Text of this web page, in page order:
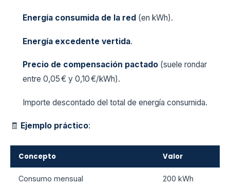
Energía consumida de la red (en kWh).
Energía excedente vertida.
Precio de compensación pactado (suele rondar
entre 0,05 € y 0,10 €/kWh).
Importe descontado del total de energía consumida.
🧾 Ejemplo práctico:
Concepto Valor
Consumo mensual 200 kWh